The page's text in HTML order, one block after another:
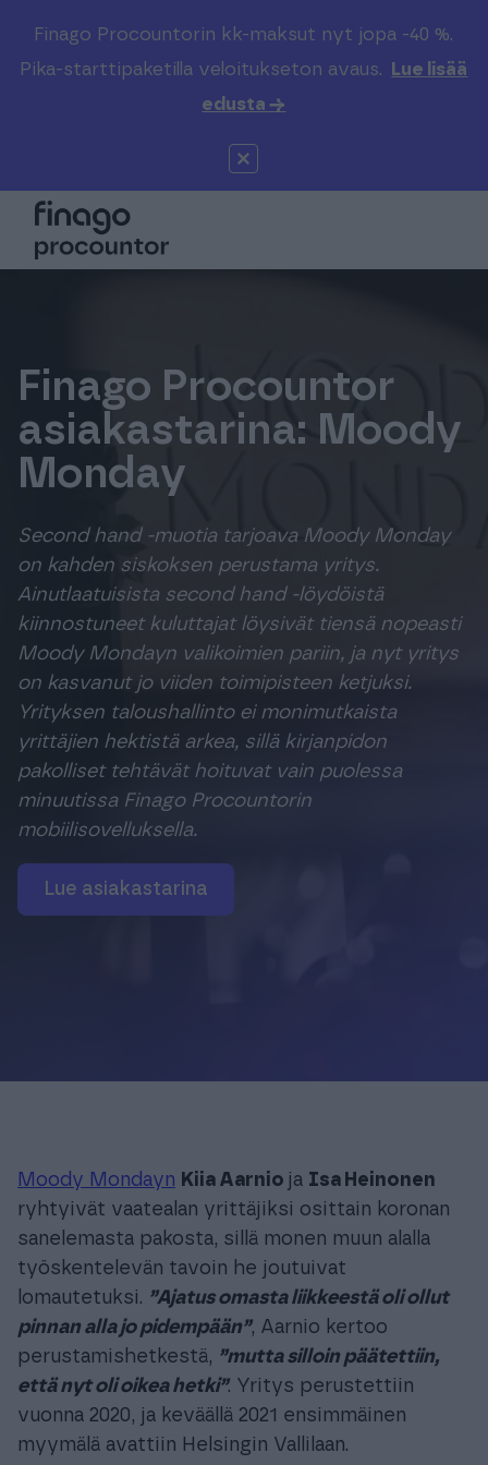
Finago Procountorin kk-maksut nyt jopa -40 %.
Pika-starttipaketilla veloitukseton avaus.
Lue lisää
edusta →
Etsi sivustolta
Valitse kieli
Global (EN)
Kirjaudu
Solo
Sopimuskone
Kampus
Kenelle
Tilitoimistoille
Hinnasto
Meistä & Ajankohtaista
Tilaa Procountor
Kokeile maksutta
Kirjaudu
Finago Procountor
asiakastarina: Moody
Monday
Second hand -muotia tarjoava Moody Monday
on kahden siskoksen perustama yritys.
Ainutlaatuisista second hand -löydöistä
kiinnostuneet kuluttajat löysivät tiensä nopeasti
Moody Mondayn valikoimien pariin, ja nyt yritys
on kasvanut jo viiden toimipisteen ketjuksi.
Yrityksen taloushallinto ei monimutkaista
yrittäjien hektistä arkea, sillä kirjanpidon
pakolliset tehtävät hoituvat vain puolessa
minuutissa Finago Procountorin
mobiilisovelluksella.
Lue asiakastarina
Moody Mondayn Kiia Aarnio ja Isa Heinonen
ryhtyivät vaatealan yrittäjiksi osittain koronan
sanelemasta pakosta, sillä monen muun alalla
työskentelevän tavoin he joutuivat
lomautetuksi. ”Ajatus omasta liikkeestä oli ollut
pinnan alla jo pidempään”, Aarnio kertoo
perustamishetkestä, ”mutta silloin päätettiin,
että nyt oli oikea hetki”. Yritys perustettiin
vuonna 2020, ja keväällä 2021 ensimmäinen
myymälä avattiin Helsingin Vallilaan.